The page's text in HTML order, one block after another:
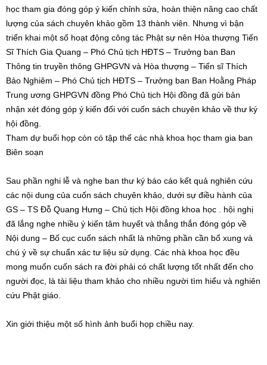
học tham gia đóng góp ý kiến chỉnh sửa, hoàn thiện nâng cao chất
lượng của sách chuyên khảo gồm 13 thành viên. Nhưng vì bận
triển khai một số hoạt động công tác Phật sự nên Hòa thượng Tiến
Sĩ Thích Gia Quang – Phó Chủ tịch HĐTS – Trưởng ban Ban
Thông tin truyền thông GHPGVN và Hòa thượng – Tiến sĩ Thích
Bảo Nghiêm – Phó Chủ tịch HĐTS – Trưởng ban Ban Hoằng Pháp
Trung ương GHPGVN đồng Phó Chủ tịch Hội đồng đã gửi bản
nhận xét đóng góp ý kiến đối với cuốn sách chuyên khảo về thư ký
hội đồng.
Tham dự buổi họp còn có tập thể các nhà khoa học tham gia ban
Biên soạn
Sau phần nghi lễ và nghe ban thư ký báo cáo kết quả nghiên cứu
các nội dung của cuốn sách chuyên khảo, dưới sự điều hành của
GS – TS Đỗ Quang Hưng – Chủ tịch Hội đồng khoa học . hội nghị
đã lắng nghe nhiều ý kiến tâm huyết và thẳng thắn đóng góp về
Nội dung – Bố cục cuốn sách nhất là những phần cần bổ xung và
chú ý về sự chuẩn xác tư liệu sử dụng. Các nhà khoa học đều
mong muốn cuốn sách ra đời phải có chất lượng tốt nhất đến cho
người đọc, là tài liệu tham khảo cho nhiều người tìm hiểu và nghiên
cứu Phật giáo.
Xin giới thiệu một số hình ảnh buổi họp chiều nay.